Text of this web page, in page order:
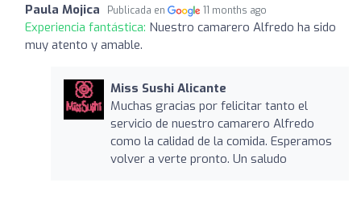
Paula Mojica Publicada en 11 months ago
Experiencia fantástica: Nuestro camarero Alfredo ha sido
muy atento y amable.
Miss Sushi Alicante
Muchas gracias por felicitar tanto el
servicio de nuestro camarero Alfredo
como la calidad de la comida. Esperamos
volver a verte pronto. Un saludo